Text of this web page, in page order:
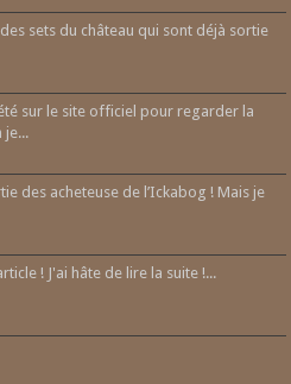
sets du château qui sont déjà sortie
sur le site officiel pour regarder la
je...
des acheteuse de l’Ickabog ! Mais je
! J'ai hâte de lire la suite !...